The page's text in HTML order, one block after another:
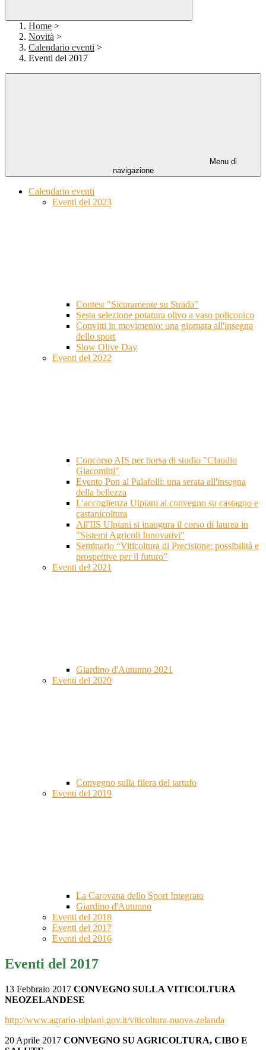
Home >
Novità >
Calendario eventi >
Eventi del 2017
Menu di
navigazione
Calendario eventi
Eventi del 2023
Contest "Sicuramente su Strada"
Sesta selezione potatura olivo a vaso policonico
Convitti in movimento: una giornata all'insegna
dello sport
Slow Olive Day
Eventi del 2022
Concorso AIS per borsa di studio "Claudio
Giacomini"
Evento Pon al Palafolli: una serata all'insegna
della bellezza
L'accoglienza Ulpiani al convegno su castagno e
castanicoltura
All'IIS Ulpiani si inaugura il corso di laurea in
"Sistemi Agricoli Innovativi"
Seminario “Viticoltura di Precisione: possibilità e
prospettive per il futuro”
Eventi del 2021
Giardino d'Autunno 2021
Eventi del 2020
Convegno sulla filera del tartufo
Eventi del 2019
La Carovana dello Sport Integrato
Giardino d'Autunno
Eventi del 2018
Eventi del 2017
Eventi del 2016
Eventi del 2017
13 Febbraio 2017 CONVEGNO SULLA VITICOLTURA
NEOZELANDESE
http://www.agrario-ulpiani.gov.it/viticoltura-nuova-zelanda
20 Aprile 2017 CONVEGNO SU AGRICOLTURA, CIBO E